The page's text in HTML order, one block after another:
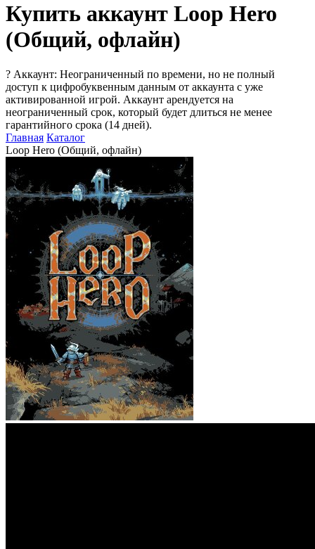
Купить аккаунт Loop Hero
(Общий, офлайн)
? Аккаунт: Неограниченный по времени, но не полный
доступ к цифробуквенным данным от аккаунта с уже
активированной игрой. Аккаунт арендуется на
неограниченный срок, который будет длиться не менее
гарантийного срока (14 дней).
Главная Каталог
Loop Hero (Общий, офлайн)